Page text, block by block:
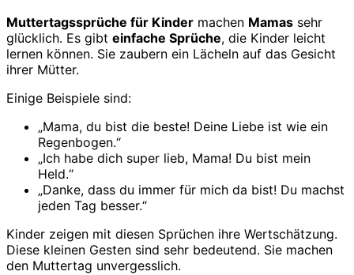
Muttertagssprüche für Kinder machen Mamas sehr
glücklich. Es gibt einfache Sprüche, die Kinder leicht
lernen können. Sie zaubern ein Lächeln auf das Gesicht
ihrer Mütter.
Einige Beispiele sind:
„Mama, du bist die beste! Deine Liebe ist wie ein
Regenbogen.“
„Ich habe dich super lieb, Mama! Du bist mein
Held.“
„Danke, dass du immer für mich da bist! Du machst
jeden Tag besser.“
Kinder zeigen mit diesen Sprüchen ihre Wertschätzung.
Diese kleinen Gesten sind sehr bedeutend. Sie machen
den Muttertag unvergesslich.